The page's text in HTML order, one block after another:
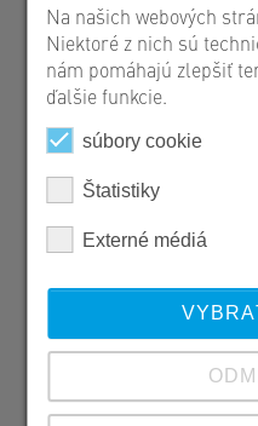
Tvárnice
H 2339 Majosháza,
+36 24 620 523
+421 910 806 000
peter.braz@sw-
Na našich webových
Niektoré z nich sú
nám pomáhajú zlepšiť
ďalšie funkcie.
súbory cookie
Štatistiky
Externé médiá